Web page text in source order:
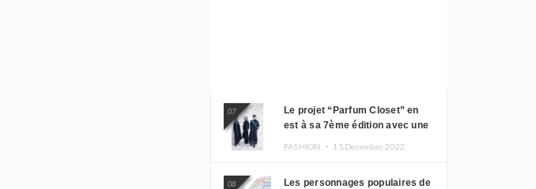
07
Le projet “Parfum Closet” en
est à sa 7ème édition avec une
FASHION ・ 15.December.2022
08
Les personnages populaires de